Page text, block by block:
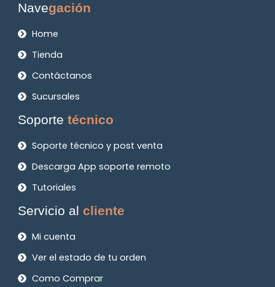
Navegación
Home
Tienda
Contáctanos
Sucursales
Soportetécnico
Soporte técnico y post venta
Descarga App soporte remoto
Tutoriales
Servicio alcliente
Mi cuenta
Ver el estado de tu orden
Como Comprar